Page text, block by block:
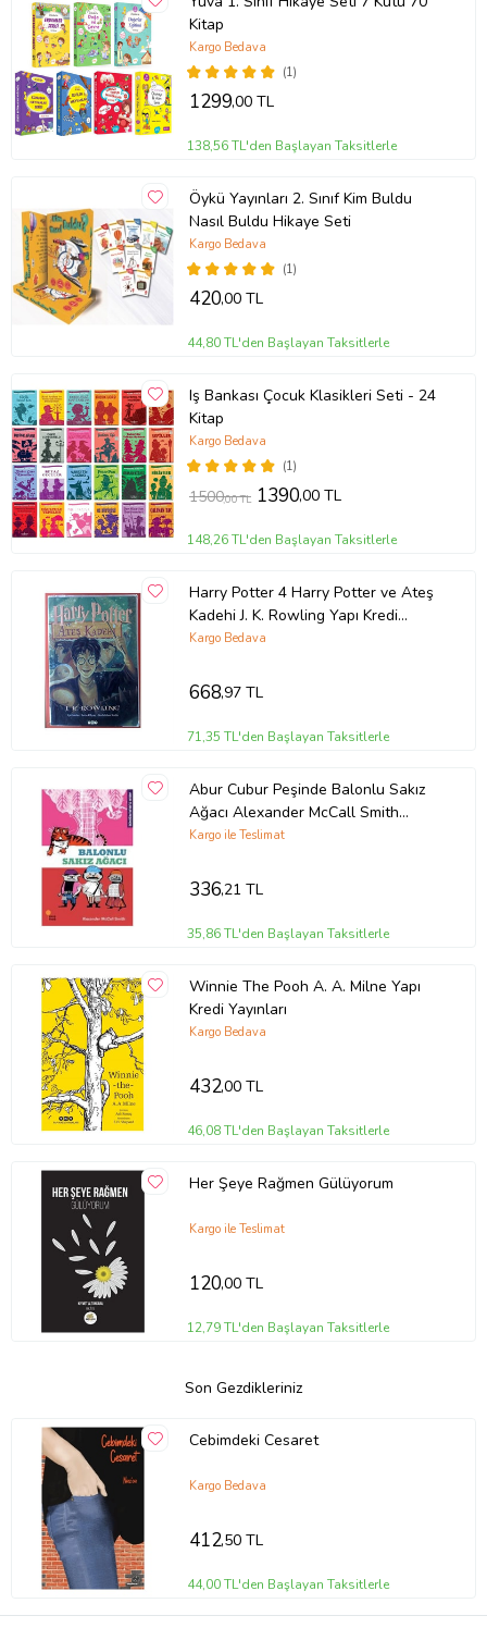
Kitap
(1)
Kargo Bedava
1299,00 TL
138,56 TL'den Başlayan Taksitlerle
Öykü Yayınları 2. Sınıf Kim Buldu
Nasıl Buldu Hikaye Seti
(1)
Kargo Bedava
420,00 TL
44,80 TL'den Başlayan Taksitlerle
Iş Bankası Çocuk Klasikleri Seti - 24
Kitap
(1)
Kargo Bedava
1500,00 TL 1390,00 TL
148,26 TL'den Başlayan Taksitlerle
Harry Potter 4 Harry Potter ve Ateş
Kadehi J. K. Rowling Yapı Kredi
Yayınları
Kargo Bedava
668,97 TL
71,35 TL'den Başlayan Taksitlerle
Abur Cubur Peşinde Balonlu Sakız
Ağacı Alexander McCall Smith
Günışığı Kitaplığı
Kargo ile Teslimat
336,21 TL
35,86 TL'den Başlayan Taksitlerle
Winnie The Pooh A. A. Milne Yapı
Kredi Yayınları
Kargo Bedava
432,00 TL
46,08 TL'den Başlayan Taksitlerle
Her Şeye Rağmen Gülüyorum
Kargo ile Teslimat
120,00 TL
12,79 TL'den Başlayan Taksitlerle
Son Gezdikleriniz
Cebimdeki Cesaret
Kargo Bedava
412,50 TL
44,00 TL'den Başlayan Taksitlerle